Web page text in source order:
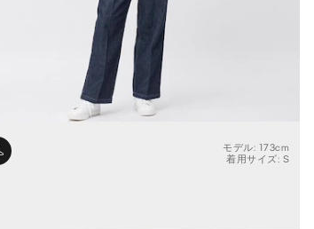
モデル: 173cm
着用サイズ: S